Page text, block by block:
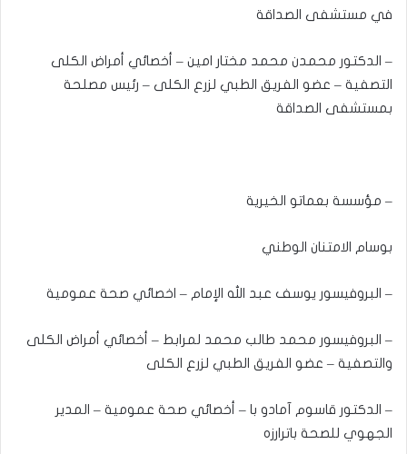
في مستشفى الصداقة
– الدكتور محمدن محمد مختار امين – أخصائي أمراض الكلى
التصفية – عضو الفريق الطبي لزرع الكلى – رئيس مصلحة
بمستشفى الصداقة
– مؤسسة بعماتو الخيرية
بوسام الامتنان الوطني
– البروفيسور يوسف عبد الله الإمام – اخصائي صحة عمومية
– البروفيسور محمد طالب محمد لمرابط – أخصائي أمراض الكلى
والتصفية – عضو الفريق الطبي لزرع الكلى
– الدكتور قاسوم آمادو با – أخصائي صحة عمومية – المدير
الجهوي للصحة باترارزه